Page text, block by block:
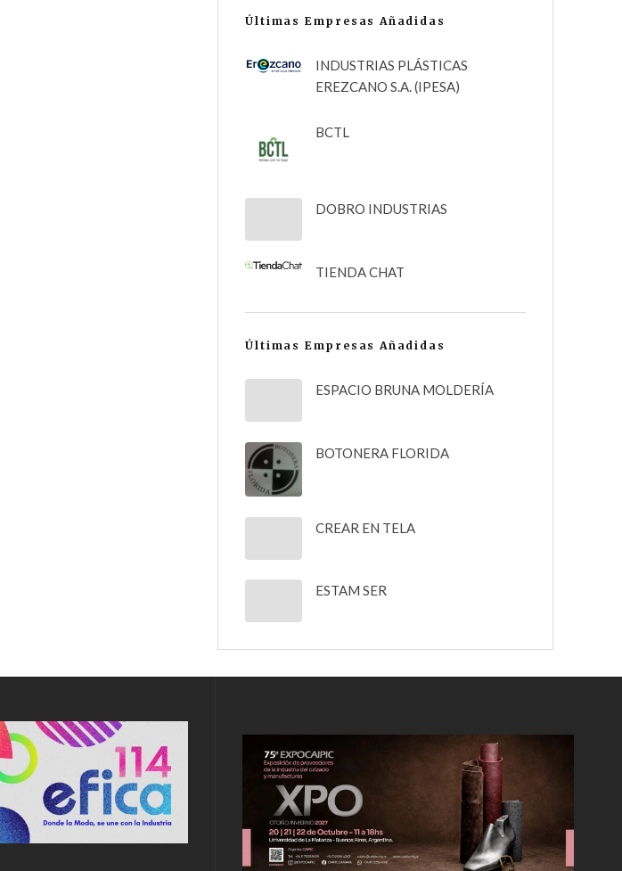
Últimas Empresas Añadidas
INDUSTRIAS PLÁSTICAS
EREZCANO S.A. (IPESA)
BCTL
DOBRO INDUSTRIAS
TIENDA CHAT
Últimas Empresas Añadidas
ESPACIO BRUNA MOLDERÍA
BOTONERA FLORIDA
CREAR EN TELA
ESTAM SER